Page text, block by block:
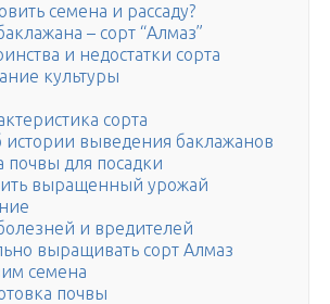
семена и рассаду?
– сорт “Алмаз”
и недостатки сорта
культуры
сорта
истории выведения баклажанов
почвы для посадки
выращенный урожай
и вредителей
выращивать сорт Алмаз
семена
почвы